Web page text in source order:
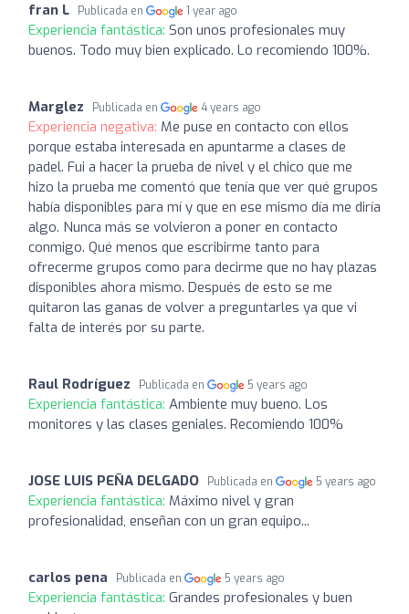
fran L Publicada en 1 year ago
Experiencia fantástica: Son unos profesionales muy
buenos. Todo muy bien explicado. Lo recomiendo 100%.
Marglez Publicada en 4 years ago
Experiencia negativa: Me puse en contacto con ellos
porque estaba interesada en apuntarme a clases de
padel. Fui a hacer la prueba de nivel y el chico que me
hizo la prueba me comentó que tenía que ver qué grupos
había disponibles para mí y que en ese mismo día me diría
algo. Nunca más se volvieron a poner en contacto
conmigo. Qué menos que escribirme tanto para
ofrecerme grupos como para decirme que no hay plazas
disponibles ahora mismo. Después de esto se me
quitaron las ganas de volver a preguntarles ya que vi
falta de interés por su parte.
Raul Rodríguez Publicada en 5 years ago
Experiencia fantástica: Ambiente muy bueno. Los
monitores y las clases geniales. Recomiendo 100%
JOSE LUIS PEÑA DELGADO Publicada en 5 years ago
Experiencia fantástica: Máximo nivel y gran
profesionalidad, enseñan con un gran equipo...
carlos pena Publicada en 5 years ago
Experiencia fantástica: Grandes profesionales y buen